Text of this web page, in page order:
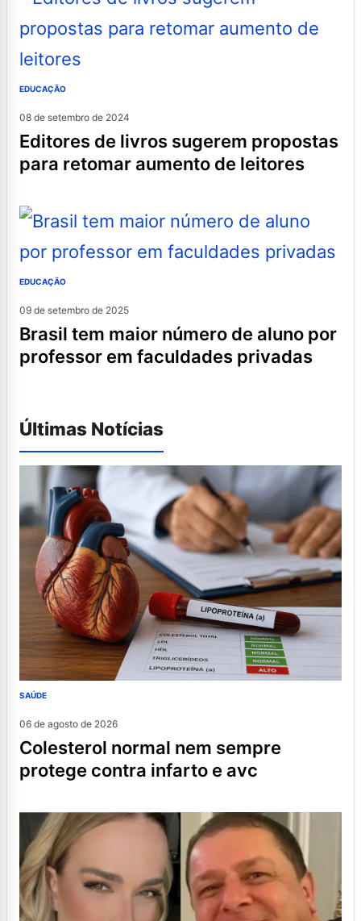
EDUCAÇÃO
08 de setembro de 2024
editores de livros sugerem propostas
para retomar aumento de leitores
EDUCAÇÃO
09 de setembro de 2025
brasil tem maior número de aluno por
professor em faculdades privadas
Últimas Notícias
SAÚDE
06 de agosto de 2026
colesterol normal nem sempre
protege contra infarto e avc